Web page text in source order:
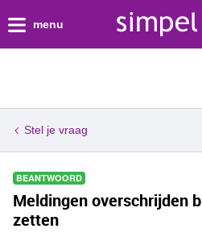
menu
Stel je vraag
BEANTWOORD
Meldingen overschrijden
zetten